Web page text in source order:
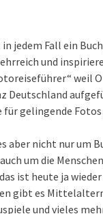
jedem Fall ein
und
weil
Deutschland
für gelingende
aber nicht nur um
um die
ist heute ja
gibt es
und vieles